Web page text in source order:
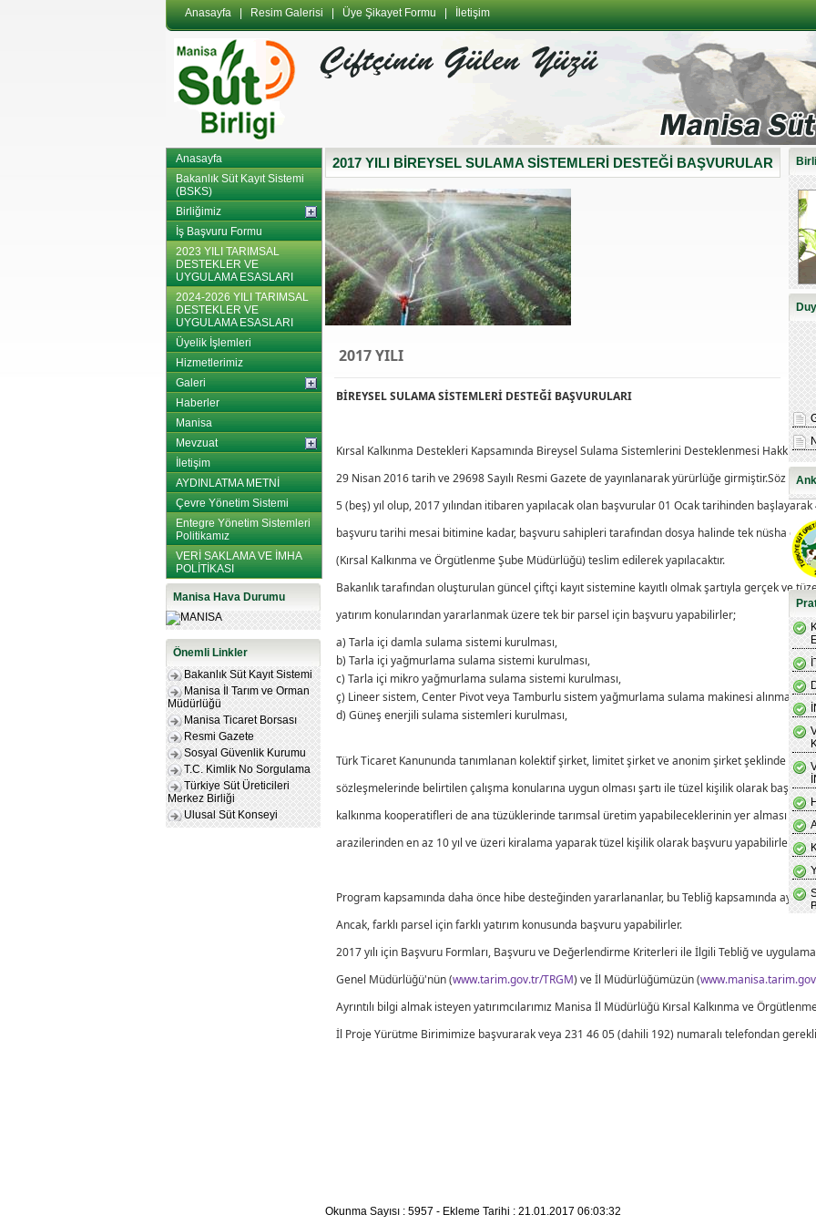
Anasayfa | Resim Galerisi | Üye Şikayet Formu | İletişim
Anasayfa
Bakanlık Süt Kayıt Sistemi
(BSKS)
Birliğimiz
İş Başvuru Formu
2023 YILI TARIMSAL
DESTEKLER VE
UYGULAMA ESASLARI
2024-2026 YILI TARIMSAL
DESTEKLER VE
UYGULAMA ESASLARI
Üyelik İşlemleri
Hizmetlerimiz
Galeri
Haberler
Manisa
Mevzuat
İletişim
AYDINLATMA METNİ
Çevre Yönetim Sistemi
Entegre Yönetim Sistemleri
Politikamız
VERİ SAKLAMA VE İMHA
POLİTİKASI
Manisa Hava Durumu
Önemli Linkler
Bakanlık Süt Kayıt Sistemi
Manisa İl Tarım ve Orman
Müdürlüğü
Manisa Ticaret Borsası
Resmi Gazete
Sosyal Güvenlik Kurumu
T.C. Kimlik No Sorgulama
Türkiye Süt Üreticileri
Merkez Birliği
Ulusal Süt Konseyi
2017 YILI BİREYSEL SULAMA SİSTEMLERİ DESTEĞİ BAŞVURULAR
2017 YILI
BİREYSEL SULAMA SİSTEMLERİ DESTEĞİ BAŞVURULARI
Kırsal Kalkınma Destekleri Kapsamında Bireysel Sulama Sistemlerini Desteklenmesi
29 Nisan 2016 tarih ve 29698 Sayılı Resmi Gazete de yayınlanarak yürürlüğe girmiştir.Söz
5 (beş) yıl olup, 2017 yılından itibaren yapılacak olan başvurular 01 Ocak tarihinden
başvuru tarihi mesai bitimine kadar, başvuru sahipleri tarafından dosya halinde tek nüsha
(Kırsal Kalkınma ve Örgütlenme Şube Müdürlüğü) teslim edilerek yapılacaktır.
Bakanlık tarafından oluşturulan güncel çiftçi kayıt sistemine kayıtlı olmak şartıyla gerçek ve
yatırım konularından yararlanmak üzere tek bir parsel için başvuru yapabilirler;
a) Tarla içi damla sulama sistemi kurulması,
b) Tarla içi yağmurlama sulama sistemi kurulması,
c) Tarla içi mikro yağmurlama sulama sistemi kurulması,
ç) Lineer sistem, Center Pivot veya Tamburlu sistem yağmurlama sulama makinesi alınması,
d) Güneş enerjili sulama sistemleri kurulması,
Türk Ticaret Kanununda tanımlanan kolektif şirket, limitet şirket ve anonim şirket şeklinde
sözleşmelerinde belirtilen çalışma konularına uygun olması şartı ile tüzel kişilik olarak
kalkınma kooperatifleri de ana tüzüklerinde tarımsal üretim yapabileceklerinin yer alması
arazilerinden en az 10 yıl ve üzeri kiralama yaparak tüzel kişilik olarak başvuru yapabilirler.
Program kapsamında daha önce hibe desteğinden yararlananlar, bu Tebliğ kapsamında aynı
Ancak, farklı parsel için farklı yatırım konusunda başvuru yapabilirler.
2017 yılı için Başvuru Formları, Başvuru ve Değerlendirme Kriterleri ile İlgili Tebliğ ve
Genel Müdürlüğü'nün (www.tarim.gov.tr/TRGM) ve İl Müdürlüğümüzün (
Ayrıntılı bilgi almak isteyen yatırımcılarımız Manisa İl Müdürlüğü Kırsal Kalkınma ve
İl Proje Yürütme Birimimize başvurarak veya 231 46 05 (dahili 192) numaralı telefondan
Okunma Sayısı : 5957 - Ekleme Tarihi : 21.01.2017 06:03:32